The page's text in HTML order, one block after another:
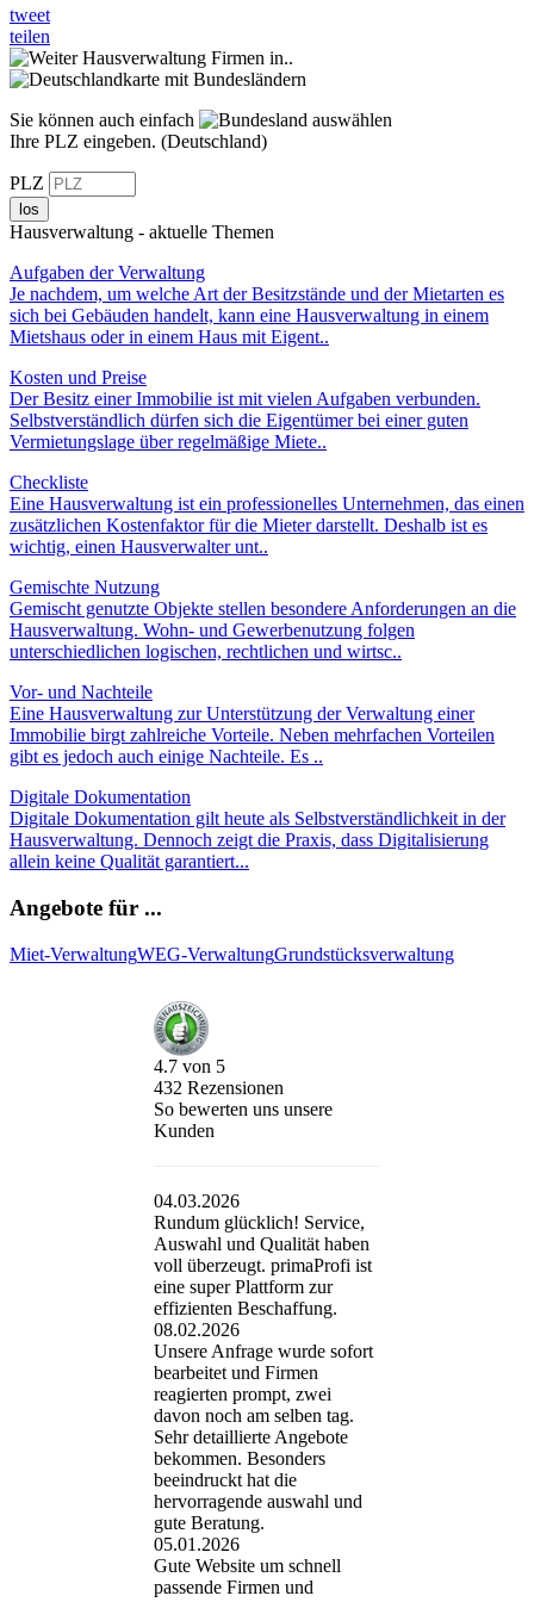
tweet
teilen
Hausverwaltung Firmen in..
Sie können auch einfach
Ihre PLZ eingeben. (Deutschland)
PLZ
los
Hausverwaltung - aktuelle Themen
Aufgaben der Verwaltung
Je nachdem, um welche Art der Besitzstände und der Mietarten es
sich bei Gebäuden handelt, kann eine Hausverwaltung in einem
Mietshaus oder in einem Haus mit Eigen­t..
Kosten und Preise
Der Besitz einer Immobilie ist mit vielen Aufgaben verbunden.
Selbstverständlich dürfen sich die Eigentümer bei einer guten
Vermietungslage über regelmäßige Miete..
Checkliste
Eine Hausverwaltung ist ein professionelles Unternehmen, das einen
zusätzlichen Kostenfaktor für die Mieter darstellt. Deshalb ist es
wichtig, einen Hausverwalter unt..
Gemischte Nutzung
Gemischt genutzte Objekte stellen besondere Anforderungen an die
Hausverwaltung. Wohn- und Gewerbenutzung folgen
unterschiedlichen logischen, rechtlichen und wirt­sc..
Vor- und Nachteile
Eine Hausverwaltung zur Unterstützung der Verwaltung einer
Immobilie birgt zahlreiche Vorteile. Neben mehrfachen Vorteilen
gibt es jedoch auch einige Nachteile. Es ..
Digitale Dokumentation
Digitale Dokumentation gilt heute als Selbstverständlichkeit in der
Hausverwaltung. Dennoch zeigt die Praxis, dass Digitalisierung
allein keine Qualität garantiert...
Angebote für ...
Miet-VerwaltungWEG-VerwaltungGrundstücks­verwaltung
4.7 von 5
432 Rezensionen
So bewerten uns unsere
Kunden
04.03.2026
Rundum glücklich! Service,
Auswahl und Qualität haben
voll überzeugt. primaProfi ist
eine super Plattform zur
effizienten Beschaffung.
08.02.2026
Unsere Anfrage wurde sofort
bearbeitet und Firmen
reagierten prompt, zwei
davon noch am selben tag.
Sehr detaillierte Angebote
bekommen. Besonders
beeindruckt hat die
hervorragende auswahl und
gute Beratung.
05.01.2026
Gute Website um schnell
passende Firmen und